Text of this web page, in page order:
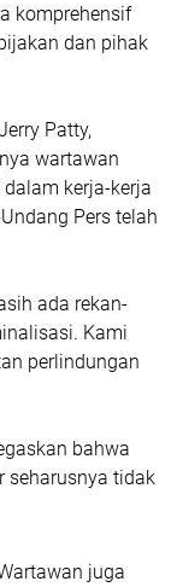
komprehensif
dan pihak
Patty,
wartawan
kerja-kerja
Pers telah
ada rekan-
Kami
perlindungan
bahwa
seharusnya tidak
juga